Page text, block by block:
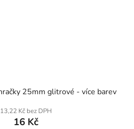
25mm glitrové - více barev
13,22 Kč bez DPH
16 Kč